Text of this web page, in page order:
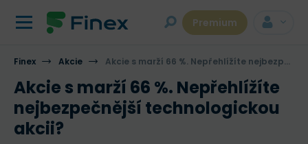
Premium
Finex Akcie Akcie s marží 66 %. Nepřehlížíte nejbezpečnější technologickou akcii?
Akcie s marží 66 %. Nepřehlížíte
nejbezpečnější technologickou
akcii?